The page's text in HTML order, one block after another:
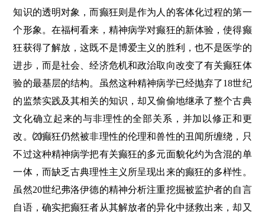
知识的透明对象，而癫狂则是作为人的客体化过程的第一
个形象。在福柯看来，精神病学对癫狂的新体验，使得癫
狂获得了解放，这既不是博爱主义的胜利，也不是医学的
进步，而是社会、经济危机和政治取向改变了有关癫狂体
验的最基层的结构。虽然这种精神病学已经抛弃了18世纪
的监禁实践及其相关的知识，却又偷偷地继承了整个古典
文化确立起来的与非理性的全部关系，并加以修正和更
改。⒇癫狂仍然被非理性的伦理和兽性的丑闻所缠绕，只
不过这种精神病学把有关癫狂的多元面貌化约为含混的单
一体，而缺乏古典理性主义所呈现出来的癫狂的多样性。
虽然20世纪弗洛伊德的精神分析注重挖掘被监护者的自言
自语，确实把癫狂者从其解放者的异化中拯救出来，却又